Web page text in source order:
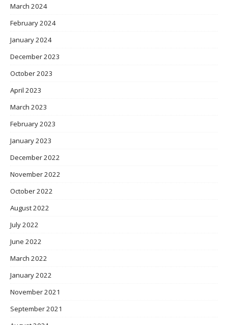
March 2024
February 2024
January 2024
December 2023
October 2023
April 2023
March 2023
February 2023
January 2023
December 2022
November 2022
October 2022
August 2022
July 2022
June 2022
March 2022
January 2022
November 2021
September 2021